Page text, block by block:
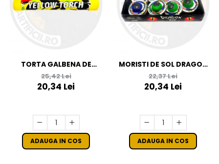
TORTA GALBENA DE
STADION CU FITIL
25,42 Lei
20,34 Lei
ADAUGA IN COS
MORISTI DE SOL DRAGON
EYE
22,37 Lei
20,34 Lei
ADAUGA IN COS